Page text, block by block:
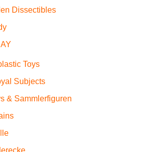
1 - Kerokerokeroppi Menge
Dissectibles
Toys
Subjects
& Sammlerfiguren